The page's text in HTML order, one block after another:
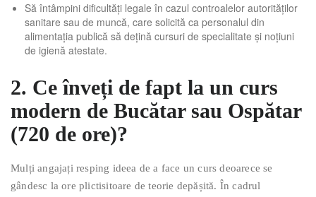
Să întâmpini dificultăți legale în cazul controalelor autorităților
sanitare sau de muncă, care solicită ca personalul din
alimentația publică să dețină cursuri de specialitate și noțiuni
de igienă atestate.
2. Ce înveți de fapt la un curs
modern de Bucătar sau Ospătar
(720 de ore)?
Mulți angajați resping ideea de a face un curs deoarece se
gândesc la ore plictisitoare de teorie depășită. În cadrul